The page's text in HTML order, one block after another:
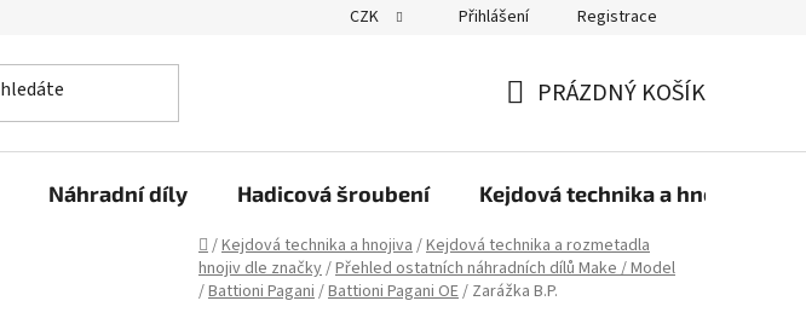
CZK Přihlášení Registrace
KOŠÍK
PRÁZDNÝ KOŠÍK
Náhradní díly Hadicová šroubení Kejdová technika a hnojiva
Domů
/Kejdová technika a hnojiva/Kejdová technika a rozmetadla
hnojiv dle značky/Přehled ostatních náhradních dílů Make / Model
/Battioni Pagani/Battioni Pagani OE/ Zarážka B.P.